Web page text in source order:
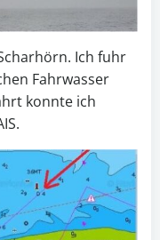
Ich fuhr
Fahrwasser
konnte ich